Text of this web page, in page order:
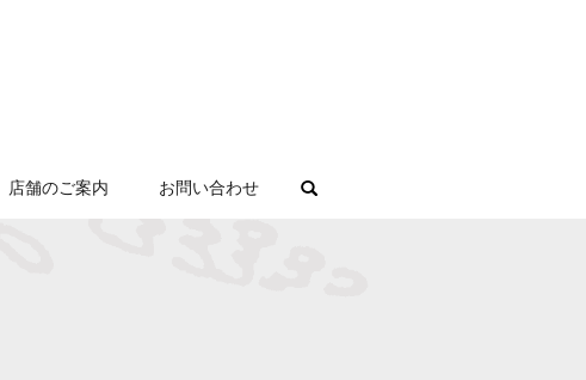
店舗のご案内 お問い合わせ search